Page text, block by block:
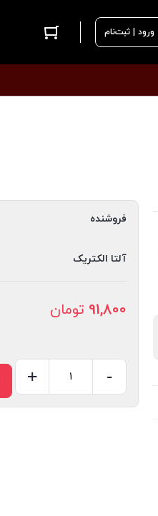
ورود | ثبت‌نام
فروشنده
آلتا الکتریک
91,800 تومان
شاخه
-
+